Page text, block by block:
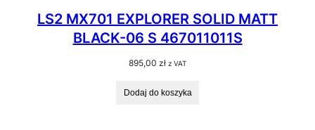
LS2 MX701 EXPLORER SOLID MATT
BLACK-06 S 467011011S
895,00 zł z VAT
Dodaj do koszyka